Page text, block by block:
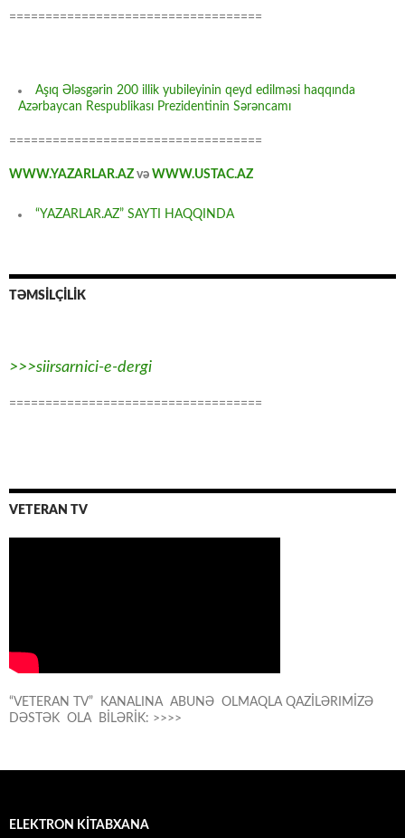
===================================
Aşıq Ələsgərin 200 illik yubileyinin qeyd edilməsi haqqında
Azərbaycan Respublikası Prezidentinin Sərəncamı
===================================
WWW.YAZARLAR.AZ və WWW.USTAC.AZ
“YAZARLAR.AZ” SAYTI HAQQINDA
TƏMSİLÇİLİK
>>>siirsarnici-e-dergi
===================================
VETERAN TV
“VETERAN TV” KANALINA ABUNƏ OLMAQLA QAZİLƏRIMİZƏ
DƏSTƏK OLA BİLƏRİK: >>>>
ELEKTRON KİTABXANA